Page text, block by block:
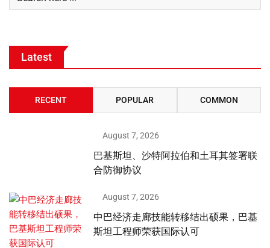
Latest
RECENT POPULAR COMMON
August 7, 2026
巴基斯坦、沙特阿拉伯和土耳其签署联
合防御协议
August 7, 2026
中巴经济走廊技能转移结出硕果，巴基
斯坦工程师荣获国际认可